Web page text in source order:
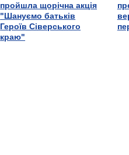
пройшла щорічна акція
"Шануємо батьків
Героїв Сіверського
краю"